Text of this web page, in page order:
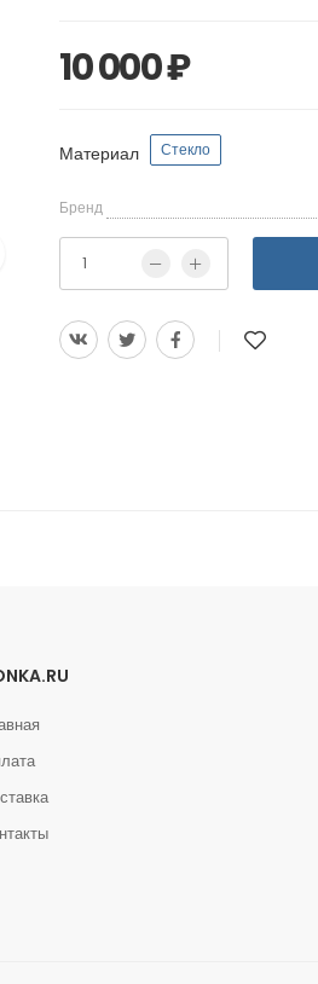
10 000 ₽
Материал Стекло
Бренд